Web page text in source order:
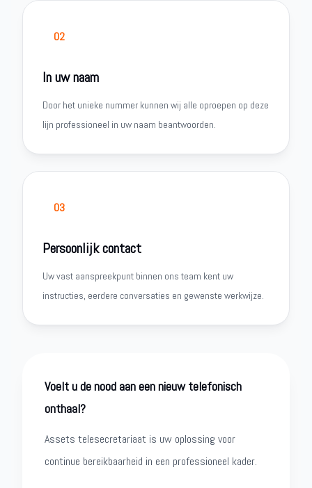
02
In uw naam
Door het unieke nummer kunnen wij alle oproepen op deze
lijn professioneel in uw naam beantwoorden.
03
Persoonlijk contact
Uw vast aanspreekpunt binnen ons team kent uw
instructies, eerdere conversaties en gewenste werkwijze.
Voelt u de nood aan een nieuw telefonisch
onthaal?
Assets telesecretariaat is uw oplossing voor
continue bereikbaarheid in een professioneel kader.